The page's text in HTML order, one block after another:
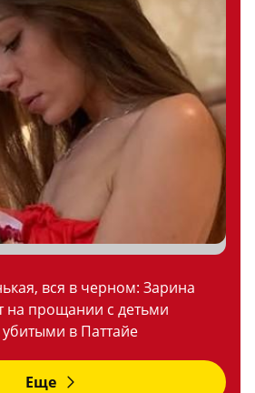
вся в черном: Зарина
на прощании с детьми
в Паттайе
Еще